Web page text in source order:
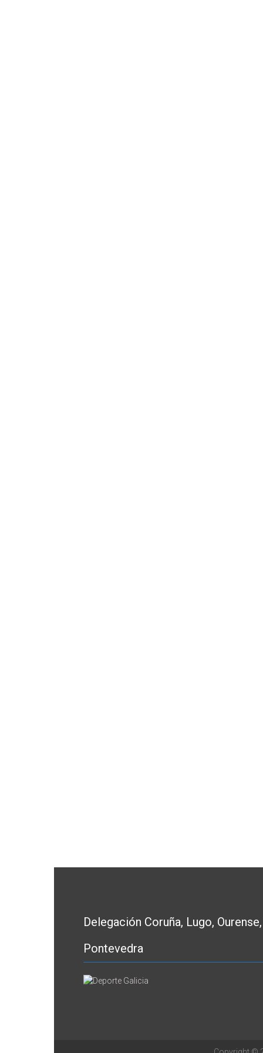
Delegación Coruña, Lugo, Ourense,
Pontevedra